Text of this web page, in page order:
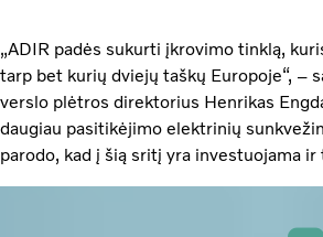
„ADIR padės sukurti įkrovimo tinklą,
tarp bet kurių dviejų taškų Europoje“, –
verslo plėtros direktorius Henrikas
daugiau pasitikėjimo elektrinių
parodo, kad į šią sritį yra investuojama